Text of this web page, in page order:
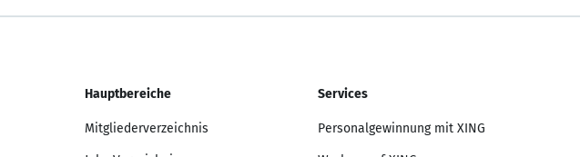
Hauptbereiche
Mitgliederverzeichnis
Services
Personalgewinnung mit XING